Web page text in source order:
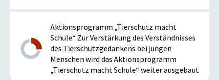
Aktionsprogramm „Tierschutz macht
Schule“ Zur Verstärkung des Verständnisses
des Tierschutzgedankens bei jungen
Menschen wird das Aktionsprogramm
„Tierschutz macht Schule“ weiter ausgebaut